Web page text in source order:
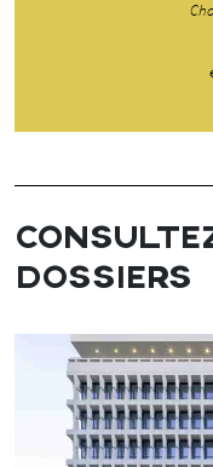
DOSSIERS